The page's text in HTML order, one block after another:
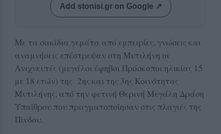
Add stonisi.gr on Google ↗
Με τα σακίδια γεμάτα από εμπειρίες, γνώσεις και
αναμνήσεις επέστρεψαν στη Μυτιλήνη οι
Ανιχνευτές (μεγάλοι έφηβοι Πρόσκοποι ηλικίας 15
με 18 ετών) της 2ης και της 3ης Κοινότητας
Μυτιλήνης, από την φετινή Θερινή Μεγάλη Δράση
Υπαίθρου που πραγματοποίησαν στις πλαγιές της
Πίνδου.